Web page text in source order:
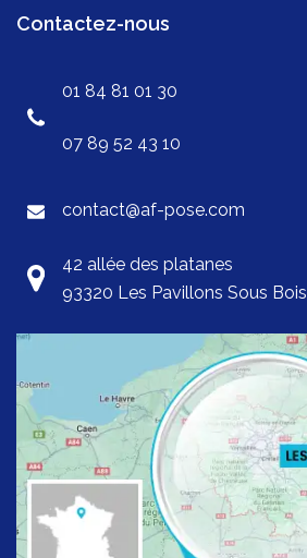
Contactez-nous
01 84 81 01 30
07 89 52 43 10
contact@af-pose.com
42 allée des platanes
93320 Les Pavillons Sous Bois